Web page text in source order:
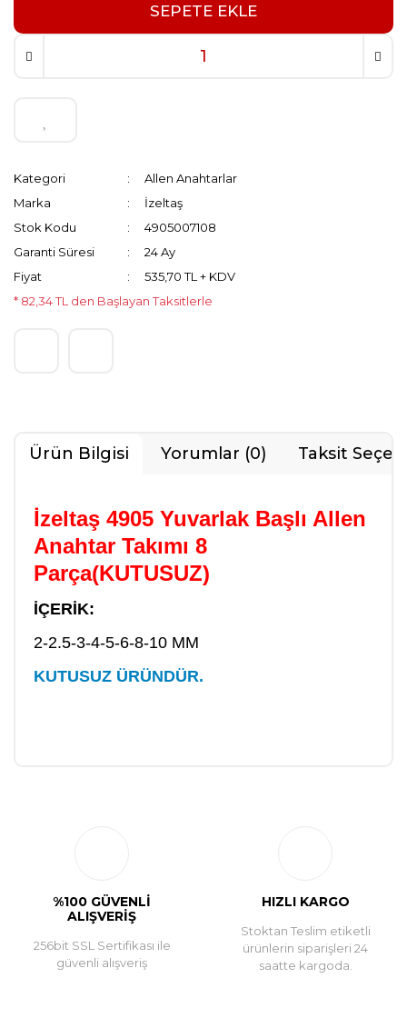
SEPETE EKLE
Kategori
Allen Anahtarlar
Marka
İzeltaş
Stok Kodu
4905007108
Garanti Süresi
24 Ay
Fiyat
535,70 TL + KDV
* 82,34 TL den Başlayan Taksitlerle
Ürün Bilgisi Yorumlar (0) Taksit
İzeltaş 4905 Yuvarlak Başlı Allen
Anahtar Takımı 8
Parça(KUTUSUZ)
İÇERİK:
2-2.5-3-4-5-6-8-10 MM
KUTUSUZ ÜRÜNDÜR.
%100 GÜVENLİ
ALIŞVERİŞ
256bit SSL Sertifikası ile
güvenli alışveriş
HIZLI KARGO
Stoktan Teslim etiketli
ürünlerin siparişleri 24
saatte kargoda.